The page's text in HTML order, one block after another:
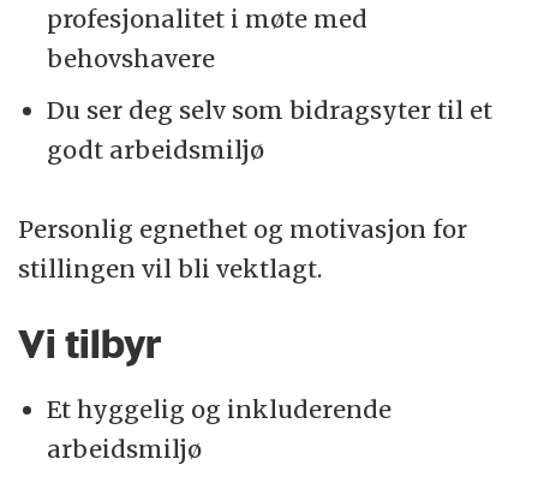
profesjonalitet i møte med
behovshavere
Du ser deg selv som bidragsyter til et
godt arbeidsmiljø
Personlig egnethet og motivasjon for
stillingen vil bli vektlagt.
Vi tilbyr
Et hyggelig og inkluderende
arbeidsmiljø